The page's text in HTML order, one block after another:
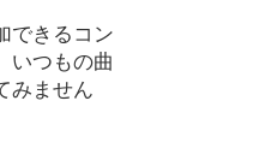
できるコン
いつもの曲
みません